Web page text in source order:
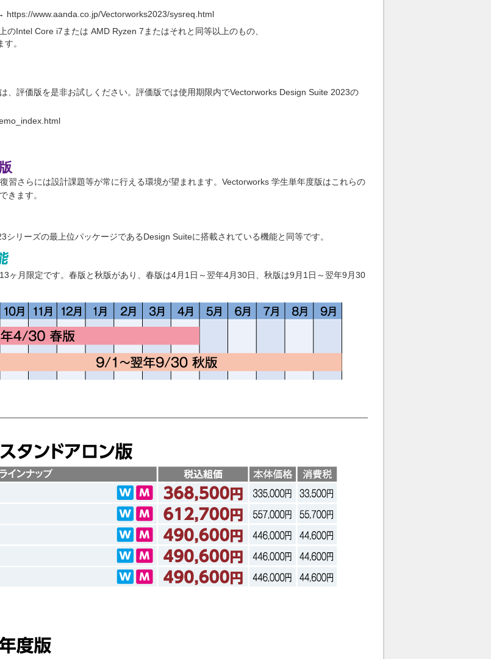
https://www.aanda.co.jp/Vectorworks2023/sysreq.html
Intel Core i7または AMD Ryzen 7またはそれと同等以上のもの、
。
、評価版を是非お試しください。評価版では使用期限内でVectorworks Design Suite 2023の
習さらには設計課題等が常に行える環境が望まれます。Vectorworks 学生単年度版はこれらの
きます。
シリーズの最上位パッケージであるDesign Suiteに搭載されている機能と同等です。
ヶ月限定です。春版と秋版があり、春版は4月1日～翌年4月30日、秋版は9月1日～翌年9月30